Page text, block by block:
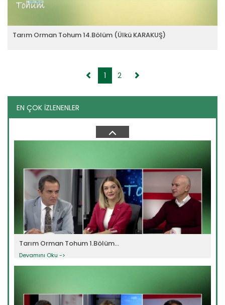
Tarım Orman Tohum 14.Bölüm (Ülkü KARAKUŞ)
1 2
EN ÇOK İZLENENLER
Devamını Oku ->
Tarım Orman Tohum 15.Bölüm...
Tarım Orman Tohum 1.Bölüm...
Devamını Oku ->